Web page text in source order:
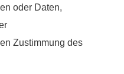
oder Daten,
Zustimmung des